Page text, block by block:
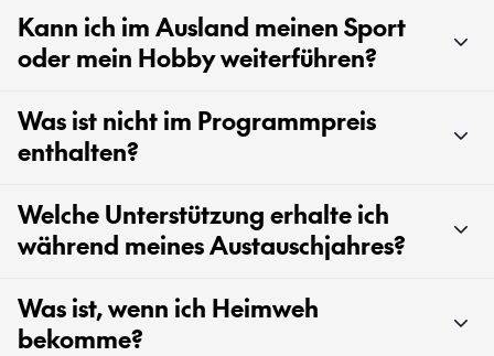
Kann ich im Ausland meinen Sport
oder mein Hobby weiterführen?
Was ist nicht im Programmpreis
enthalten?
Welche Unterstützung erhalte ich
während meines Austauschjahres?
Was ist, wenn ich Heimweh
bekomme?